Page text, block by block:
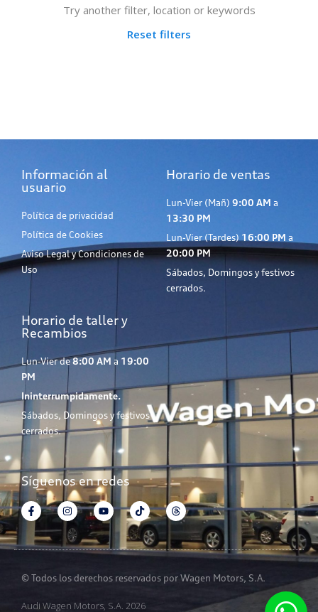
Try another filter, location or keywords
Reset filters
Información al
usuario
Política de privacidad
Política de Cookies
Aviso Legal y Condiciones de
Uso
Horario de ventas
Lun-Vier (Mañ) 9:00 AM a
13:30 PM
Lun-Vier (Tardes) 16:00 PM a
20:00 PM
Sábados, Domingos y festivos
cerrados.
Horario de taller y
Recambios
Lun-Vier de8:00 AM a 19:00
PM
Ininterrumpidamente.
Sábados, Domingos y festivos
cerrados.
Síguenos en redes
© Todos los derechos reservados por Wagen Motors, S.A.
Audi Wagen Motors, S.A. 2026